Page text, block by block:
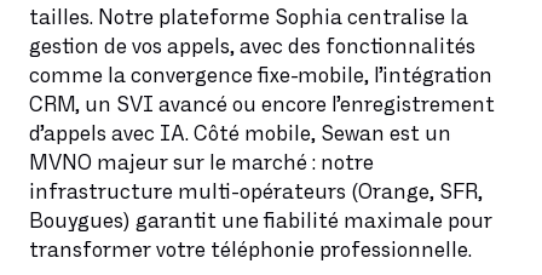
tailles. Notre plateforme Sophia centralise la
gestion de vos appels, avec des fonctionnalités
comme la convergence fixe-mobile, l’intégration
CRM, un SVI avancé ou encore l’enregistrement
d’appels avec IA. Côté mobile, Sewan est un
MVNO majeur sur le marché : notre
infrastructure multi-opérateurs (Orange, SFR,
Bouygues) garantit une fiabilité maximale pour
transformer votre téléphonie professionnelle.